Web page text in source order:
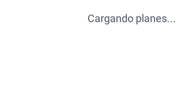
Cargando planes...